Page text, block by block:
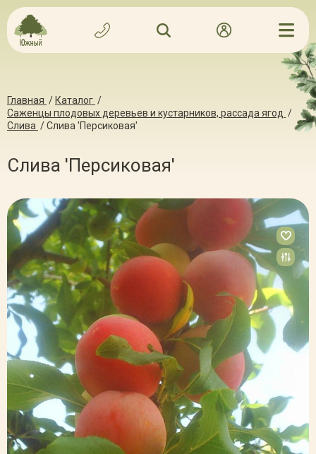
Главная / Каталог /
Саженцы плодовых деревьев и кустарников, рассада ягод /
Слива /Слива 'Персиковая'
Слива 'Персиковая'